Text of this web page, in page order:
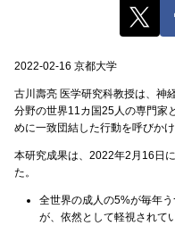
2022-02-16 京都大学
古川壽亮 医学研究科教授は、神
分野の世界11カ国25人の専門家
めに一致団結した行動を呼びか
本研究成果は、2022年2月16日
た。
全世界の成人の5%が毎年
が、依然として軽視されて